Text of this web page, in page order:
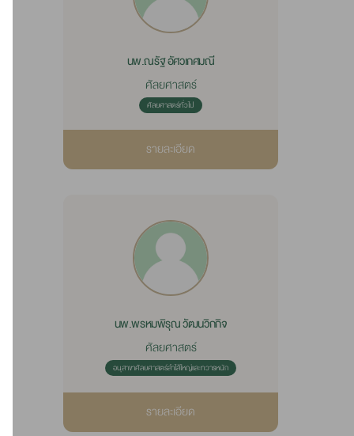
นพ.ณรัฐ อัศวเกศมณี
ศัลยศาสตร์
ศัลยศาสตร์ทั่วไป
รายละเอียด
นพ.พรหมพิรุณ วัฒนวิกกิจ
ศัลยศาสตร์
อนุสาขาศัลยศาสตร์ลำไส้ใหญ่และทวารหนัก
รายละเอียด